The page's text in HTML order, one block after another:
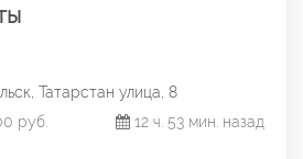
Татарстан улица, 8
руб.
12 ч. 53 мин. назад